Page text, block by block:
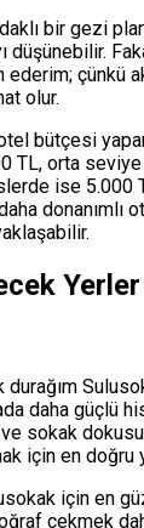
bir gezi
düşünebilir.
çünkü
olur.
bütçesi
TL, orta
ise 5.000
Yerler
daha güçlü
ve sokak
için en doğru
için en
çekmek